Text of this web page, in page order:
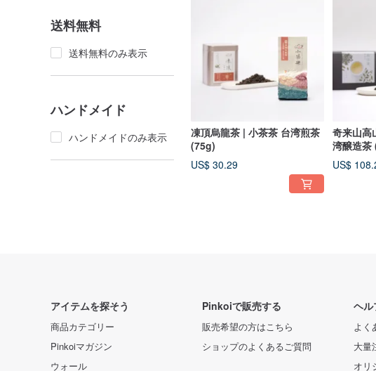
送料無料
送料無料のみ表示
ハンドメイド
ハンドメイドのみ表示
凍頂烏龍茶 | 小茶茶 台湾煎茶
(75g)
US$ 30.29
奇来山高
湾醸造茶
US$
アイテムを探そう
商品カテゴリー
Pinkoiマガジン
ウォール
Pinkoiで販売する
販売希望の方はこちら
ショップのよくあるご質問
ヘル
よく
大量
オリ